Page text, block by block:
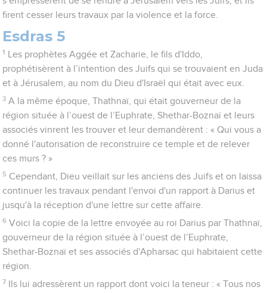
firent cesser leurs travaux par la violence et la force.
Esdras 5
1
Les prophètes Aggée et Zacharie, le fils d'Iddo,
prophétisèrent à l’intention des Juifs qui se trouvaient en Juda
et à Jérusalem, au nom du Dieu d'Israël qui était avec eux.
3 A la même époque, Thathnaï, qui était gouverneur de la
région située à l’ouest de l’Euphrate, Shethar-Boznaï et leurs
associés vinrent les trouver et leur demandèrent : « Qui vous a
donné l'autorisation de reconstruire ce temple et de relever
ces murs ? »
5 Cependant, Dieu veillait sur les anciens des Juifs et on laissa
continuer les travaux pendant l'envoi d'un rapport à Darius et
jusqu'à la réception d'une lettre sur cette affaire.
6 Voici la copie de la lettre envoyée au roi Darius par Thathnaï,
gouverneur de la région située à l’ouest de l’Euphrate,
Shethar-Boznaï et ses associés d'Apharsac qui habitaient cette
région.
7
Ils lui adressèrent un rapport dont voici la teneur : « Tous nos